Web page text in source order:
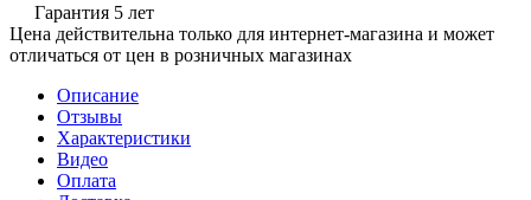
Гарантия 5 лет
Цена действительна только для интернет-магазина и может
отличаться от цен в розничных магазинах
Описание
Отзывы
Характеристики
Видео
Оплата